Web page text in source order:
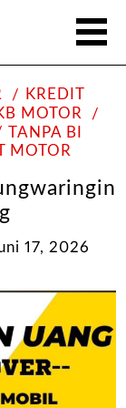
KREDIT
MOTOR
TANPA BI
MOTOR
17, 2026